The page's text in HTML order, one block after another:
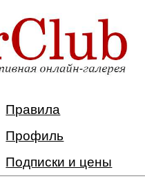
Правила
Профиль
Подписки и цены